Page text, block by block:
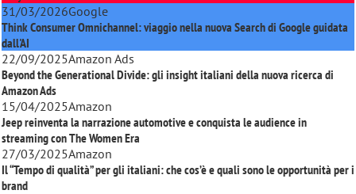
31/03/2026Google
Think Consumer Omnichannel: viaggio nella nuova Search di Google guidata
dall'AI
22/09/2025Amazon Ads
Beyond the Generational Divide: gli insight italiani della nuova ricerca di
Amazon Ads
15/04/2025Amazon
Jeep reinventa la narrazione automotive e conquista le audience in
streaming conThe Women Era
27/03/2025Amazon
Il “Tempo di qualità” per gli italiani: che cos’è e quali sono le opportunità per i
brand